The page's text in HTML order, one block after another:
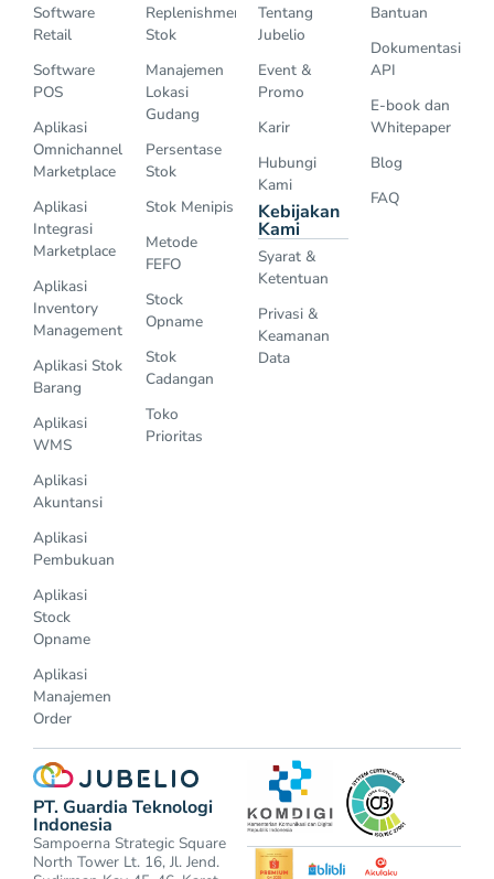
Software
Retail
Software
POS
Aplikasi
Omnichannel
Marketplace
Aplikasi
Integrasi
Marketplace
Aplikasi
Inventory
Management
Aplikasi Stok
Barang
Aplikasi
WMS
Aplikasi
Akuntansi
Aplikasi
Pembukuan
Aplikasi
Stock
Opname
Aplikasi
Manajemen
Order
Replenishment
Stok
Manajemen
Lokasi
Gudang
Persentase
Stok
Stok Menipis
Metode
FEFO
Stock
Opname
Stok
Cadangan
Toko
Prioritas
Tentang
Jubelio
Event &
Promo
Karir
Hubungi
Kami
Kebijakan
Kami
Syarat &
Ketentuan
Privasi &
Keamanan
Data
Bantuan
Dokumentasi
API
E-book dan
Whitepaper
Blog
FAQ
PT. Guardia Teknologi
Indonesia
Sampoerna Strategic Square
North Tower Lt. 16, Jl. Jend.